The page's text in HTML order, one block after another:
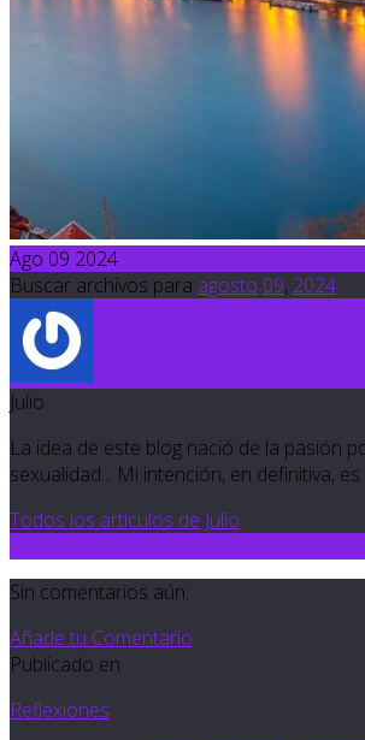
Ago 09 2024
Buscar archivos para agosto 09, 2024
Julio
La idea de este blog nació de la pasión
sexualidad... Mi intención, en definitiva,
Todos los artículos de Julio
Sin comentarios aún.
Añade tu Comentario
Publicado en
Reflexiones